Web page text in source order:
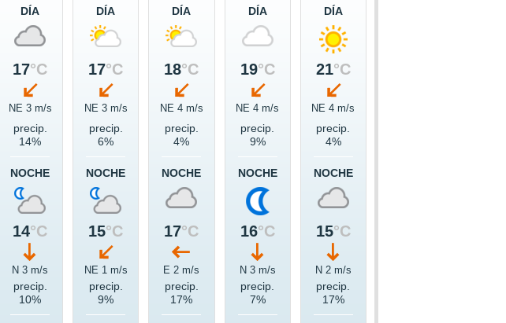
DÍA
17°C
NE 3 m/s
precip.
14%
NOCHE
14°C
N 3 m/s
precip.
10%
DÍA
17°C
NE 3 m/s
precip.
6%
NOCHE
15°C
NE 1 m/s
precip.
9%
DÍA
18°C
NE 4 m/s
precip.
4%
NOCHE
17°C
E 2 m/s
precip.
17%
DÍA
19°C
NE 4 m/s
precip.
9%
NOCHE
16°C
N 3 m/s
precip.
7%
DÍA
21°C
NE 4 m/s
precip.
4%
NOCHE
15°C
N 2 m/s
precip.
17%